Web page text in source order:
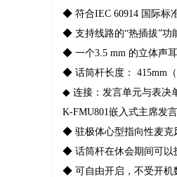
◆ 符合IEC 60914 国际标
◆ 支持线路的“热插拔”功
◆ 一个3.5 mm 的立体声
◆ 话筒杆长度： 415mm
◆ 连接：发言单元与表决
K-FMU801嵌入式主席发
◆ 驻极体心型指向性麦克
◆ 话筒杆在休会期间可以
◆ 可自由开启，不受开机